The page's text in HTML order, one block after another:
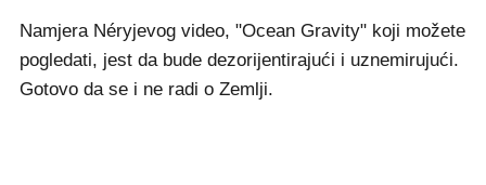
Namjera Néryjevog video, "Ocean Gravity" koji možete
pogledati, jest da bude dezorijentirajući i uznemirujući.
Gotovo da se i ne radi o Zemlji.